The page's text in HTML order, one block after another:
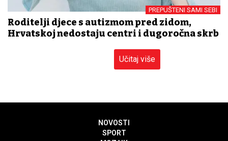
PREPUŠTENI SAMI SEBI
Roditelji djece s autizmom pred zidom,
Hrvatskoj nedostaju centri i dugoročna skrb
Učitaj više
NOVOSTI
SPORT